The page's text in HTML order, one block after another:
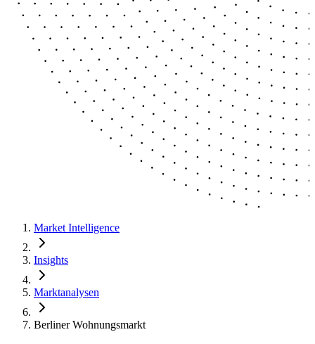
Market Intelligence
Insights
Marktanalysen
Berliner Wohnungsmarkt